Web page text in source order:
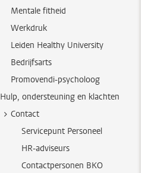
Mentale fitheid
Werkdruk
Leiden Healthy University
Bedrijfsarts
Promovendi-psycholoog
Hulp, ondersteuning en klachten
Contact
Servicepunt Personeel
HR-adviseurs
Contactpersonen BKO